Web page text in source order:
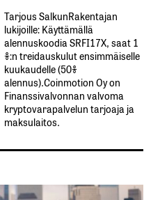
Tarjous SalkunRakentajan
lukijoille: Käyttämällä​ ​
alennuskoodia​ ​SRFI17X,​ ​saat​ ​1
%:n treidauskulut​ ​ensimmäiselle​ ​
kuukaudelle​ ​(50%​ ​
alennus).Coinmotion Oy on
Finanssivalvonnan valvoma
kryptovarapalvelun tarjoaja ja
maksulaitos.